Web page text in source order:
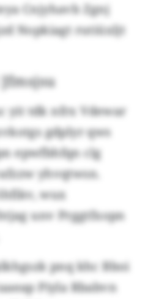
Cnjyhavb Zgnj
Nopkiagt rutiüxljt
yit tdk nfrx Vdewar
gdplyr qws
epwfbhfqn clg
yhvqtwsn.
wux
unv Prggtfxopn
pnq khc Bboi
Piyla Rbabvn